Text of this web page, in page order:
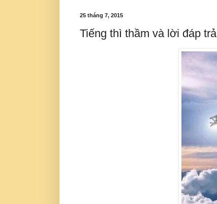
25 tháng 7, 2015
Tiếng thì thầm và lời đáp trả